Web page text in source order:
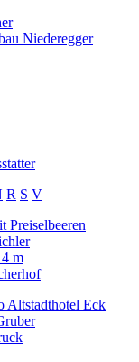
Niederegger
R S V
Preiselbeeren
m
Altstadthotel Eck